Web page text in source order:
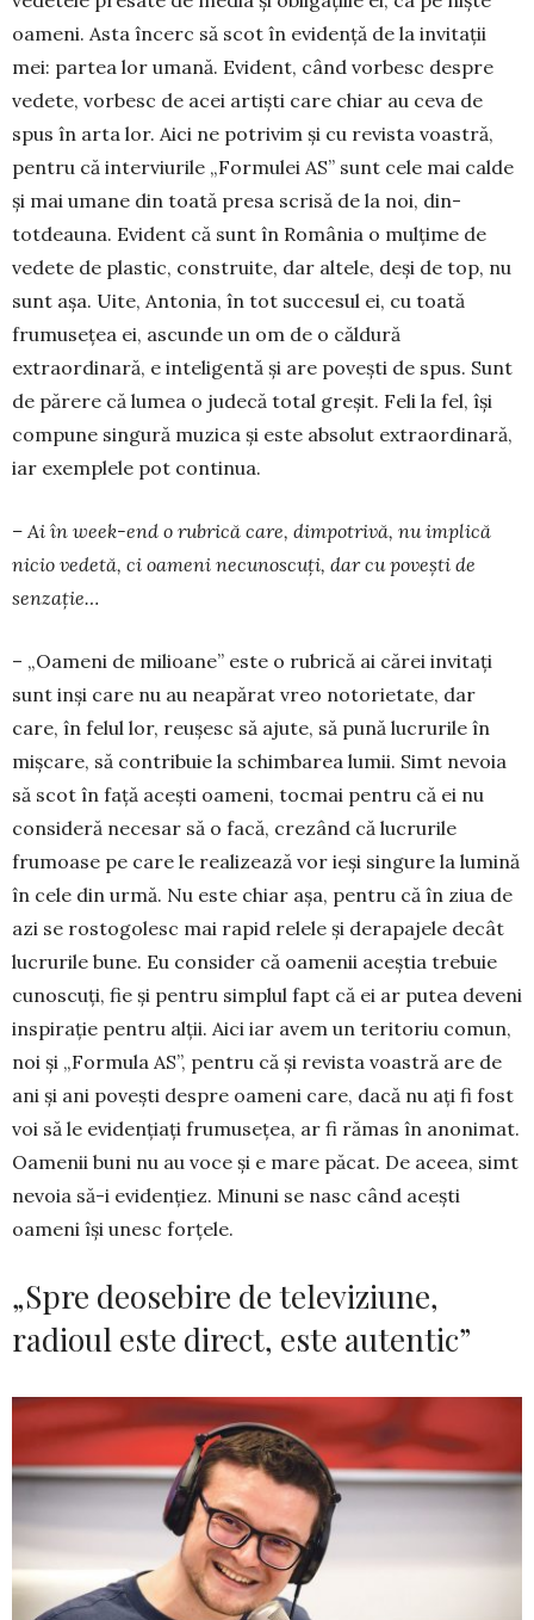
oameni. Asta încerc să scot în evidenţă de la invitaţii
mei: partea lor umană. Evident, când vorbesc despre
vedete, vor­besc de acei artişti care chiar au ceva de
spus în arta lor. Aici ne potrivim şi cu revista voastră,
pen­tru că interviurile „Formulei AS” sunt cele mai cal­de
şi mai umane din toată presa scrisă de la noi, din­­
totdeauna. Evident că sunt în România o mulţi­me de
vedete de plastic, construite, dar altele, deşi de top, nu
sunt aşa. Uite, Antonia, în tot succesul ei, cu toată
frumuseţea ei, ascunde un om de o căl­dură
extraordinară, e inteligentă şi are poveşti de spus. Sunt
de părere că lumea o judecă total greşit. Feli la fel, îşi
compune singură muzica şi este ab­solut extraordinară,
iar exemplele pot continua.
– Ai în week-end o rubrică care, dimpotrivă, nu implică
nicio vedetă, ci oameni necunoscuţi, dar cu poveşti de
senzaţie…
– „Oameni de milioane” este o rubrică ai cărei invitaţi
sunt inși care nu au neapărat vreo no­to­rietate, dar
care, în felul lor, reuşesc să ajute, să pu­nă lucrurile în
mişcare, să contribuie la schim­barea lumii. Simt nevoia
să scot în faţă aceşti oameni, tocmai pentru că ei nu
consideră necesar să o facă, crezând că lucrurile
frumoase pe care le realizează vor ieşi singure la lumină
în cele din urmă. Nu este chiar aşa, pentru că în ziua de
azi se rostogolesc mai rapid relele şi derapajele decât
lucrurile bune. Eu consider că oamenii aceştia trebuie
cunoscuţi, fie şi pentru simplul fapt că ei ar putea deveni
inspiraţie pentru alţii. Aici iar avem un teritoriu comun,
noi şi „Formula AS”, pentru că şi revista voastră are de
ani şi ani poveşti despre oameni care, dacă nu aţi fi fost
voi să le evidenţiaţi frumuseţea, ar fi rămas în anonimat.
Oamenii buni nu au voce şi e mare păcat. De aceea, simt
nevoia să-i evi­den­ţiez. Minuni se nasc când aceşti
oameni îşi unesc forţele.
„Spre deosebire de televiziune,
radioul este direct, este autentic”